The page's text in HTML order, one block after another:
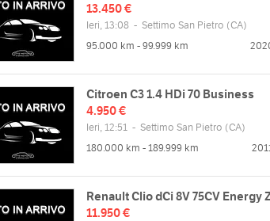
13.450 €
Ieri, 13:08 - Settimo San Pietro (CA)
95.000 km - 99.999 km
Citroen C3 1.4 HDi 70 Business
4.950 €
Ieri, 12:51 - Settimo San Pietro (CA)
180.000 km - 189.999 km
Renault Clio dCi 8V 75CV Energy
11.950 €